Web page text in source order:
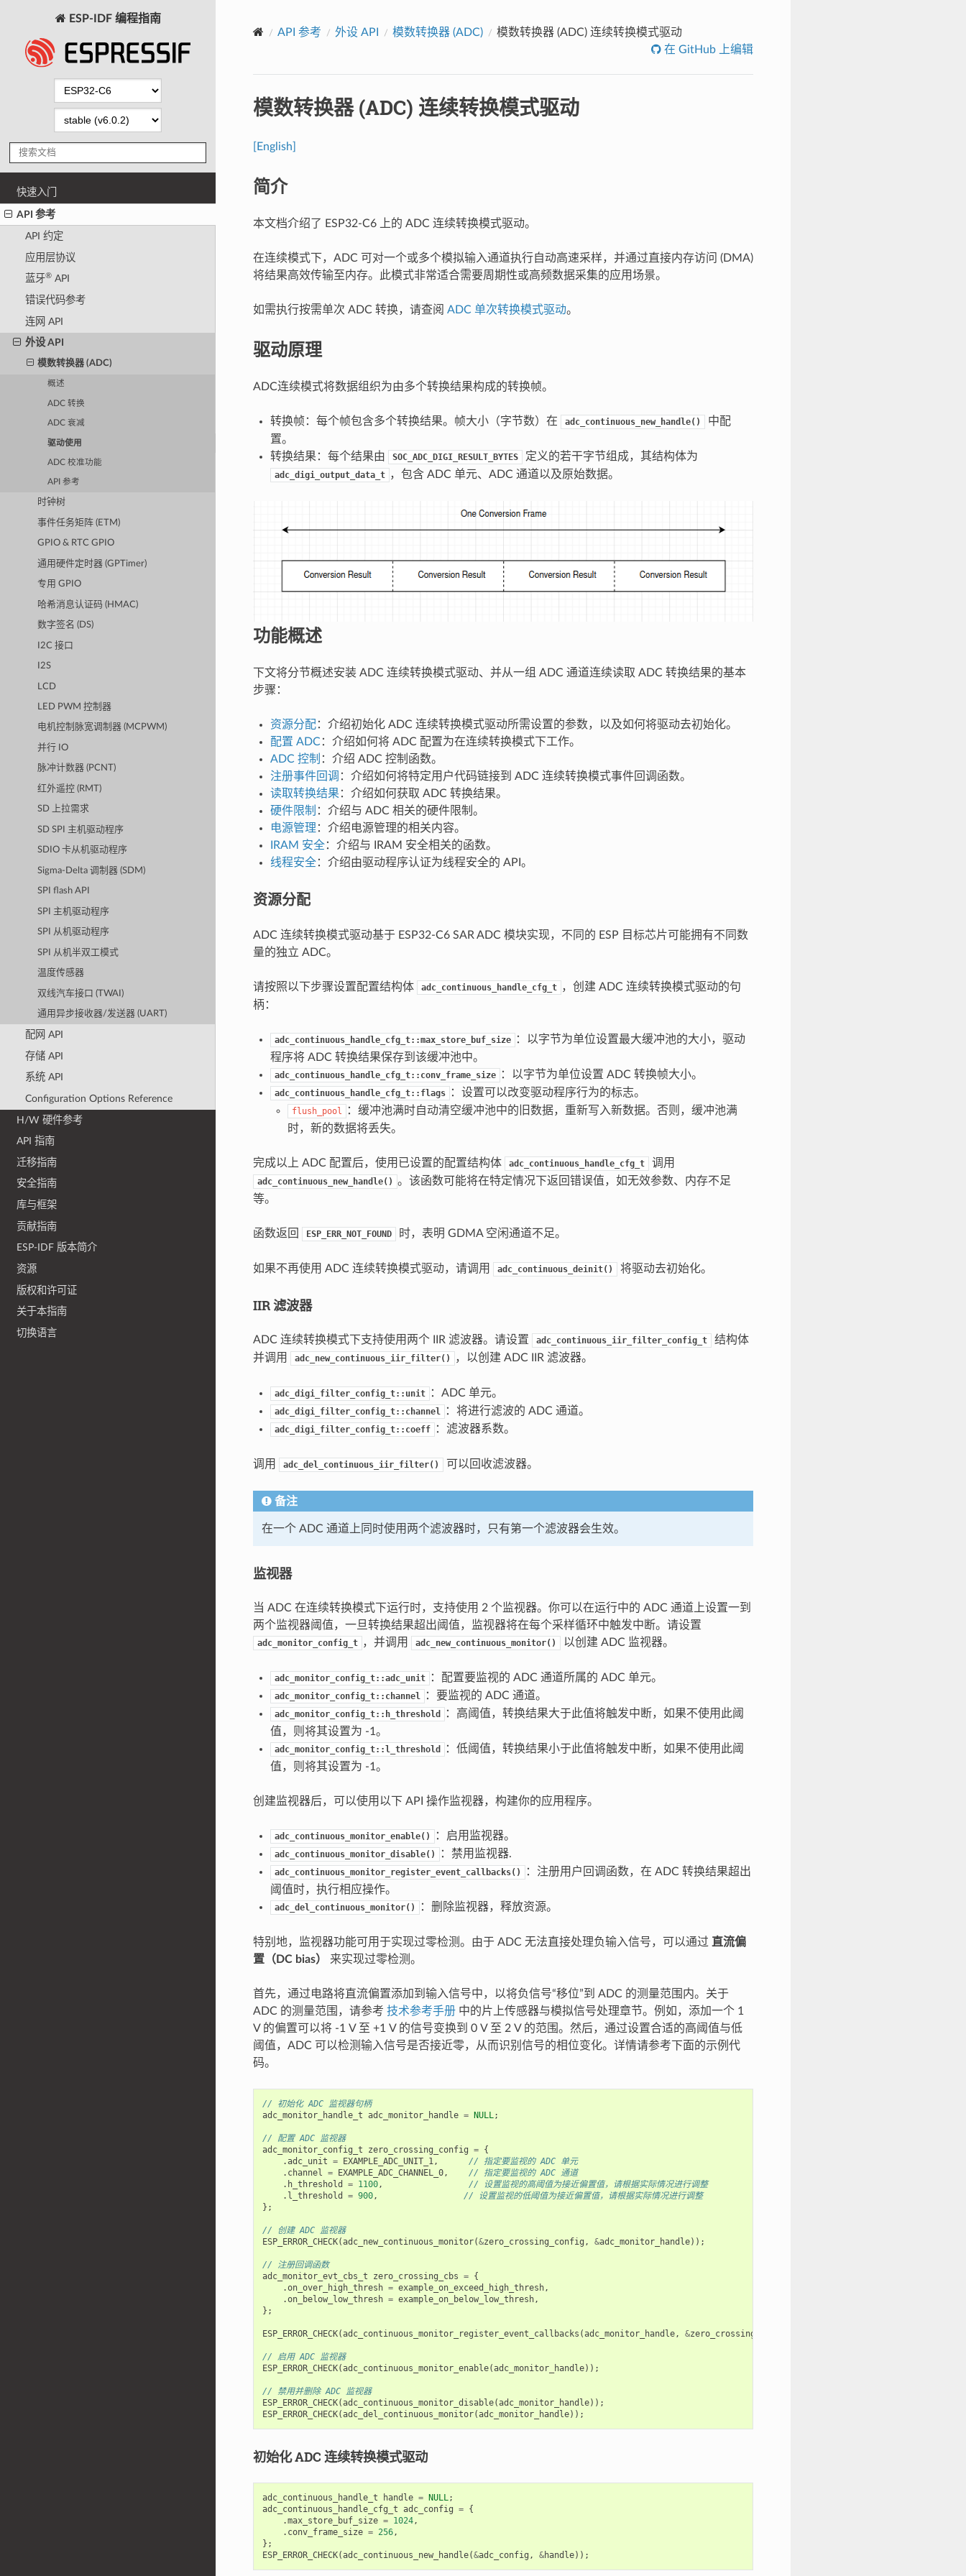
ESP-IDF 编程指南
快速入门
API 参考
API 约定
应用层协议
蓝牙®API
错误代码参考
连网 API
外设 API
模数转换器 (ADC)
概述
ADC 转换
ADC 衰减
驱动使用
ADC 校准功能
API 参考
时钟树
事件任务矩阵 (ETM)
GPIO & RTC GPIO
通用硬件定时器 (GPTimer)
专用 GPIO
哈希消息认证码 (HMAC)
数字签名 (DS)
I2C 接口
I2S
LCD
LED PWM 控制器
电机控制脉宽调制器 (MCPWM)
并行 IO
脉冲计数器 (PCNT)
红外遥控 (RMT)
SD 上拉需求
SD SPI 主机驱动程序
SDIO 卡从机驱动程序
Sigma-Delta 调制器 (SDM)
SPI flash API
SPI 主机驱动程序
SPI 从机驱动程序
SPI 从机半双工模式
温度传感器
双线汽车接口 (TWAI)
通用异步接收器/发送器 (UART)
配网 API
存储 API
系统 API
Configuration Options Reference
H/W 硬件参考
API 指南
迁移指南
安全指南
库与框架
贡献指南
ESP-IDF 版本简介
资源
版权和许可证
关于本指南
切换语言
API 参考 外设 API 模数转换器 (ADC)
模数转换器 (ADC) 连续转换模式驱动
在 GitHub 上编辑
模数转换器 (ADC) 连续转换模式驱动
[English]
简介
本文档介绍了 ESP32-C6 上的 ADC 连续转换模式驱动。
在连续模式下，ADC 可对一个或多个模拟输入通道执行自动高速采样，并通过直接内存访问 (DMA)
将结果高效传输至内存。此模式非常适合需要周期性或高频数据采集的应用场景。
如需执行按需单次 ADC 转换，请查阅 ADC 单次转换模式驱动。
驱动原理
ADC连续模式将数据组织为由多个转换结果构成的转换帧。
转换帧：每个帧包含多个转换结果。帧大小（字节数）在 adc_continuous_new_handle()
中配
置。
转换结果：每个结果由
SOC_ADC_DIGI_RESULT_BYTES 定义的若干字节组成，其结构体为
adc_digi_output_data_t ，包含 ADC 单元、ADC 通道以及原始数据。
功能概述
下文将分节概述安装 ADC 连续转换模式驱动、并从一组 ADC 通道连续读取 ADC 转换结果的基本
步骤：
资源分配：介绍初始化 ADC 连续转换模式驱动所需设置的参数，以及如何将驱动去初始化。
配置 ADC：介绍如何将 ADC 配置为在连续转换模式下工作。
ADC 控制 ：介绍 ADC 控制函数。
注册事件回调 ：介绍如何将特定用户代码链接到 ADC 连续转换模式事件回调函数。
读取转换结果 ：介绍如何获取 ADC 转换结果。
硬件限制 ：介绍与 ADC 相关的硬件限制。
电源管理 ：介绍电源管理的相关内容。
IRAM 安全：介绍与 IRAM 安全相关的函数。
线程安全：介绍由驱动程序认证为线程安全的 API。
资源分配
ADC 连续转换模式驱动基于 ESP32-C6 SAR ADC 模块实现，不同的 ESP 目标芯片可能拥有不同数
量的独立 ADC。
请按照以下步骤设置配置结构体 adc_continuous_handle_cfg_t ，创建 ADC 连续转换模式驱动的句
柄：
adc_continuous_handle_cfg_t::max_store_buf_size
：以字节为单位设置最大缓冲池的大小，驱动
程序将 ADC 转换结果保存到该缓冲池中。
adc_continuous_handle_cfg_t::conv_frame_size ：以字节为单位设置 ADC 转换帧大小。
adc_continuous_handle_cfg_t::flags ：设置可以改变驱动程序行为的标志。
flush_pool
：缓冲池满时自动清空缓冲池中的旧数据，重新写入新数据。否则，缓冲池满
时，新的数据将丢失。
完成以上 ADC 配置后，使用已设置的配置结构体 adc_continuous_handle_cfg_t 调用
adc_continuous_new_handle() 。该函数可能将在特定情况下返回错误值，如无效参数、内存不足
等。
函数返回 ESP_ERR_NOT_FOUND 时，表明 GDMA 空闲通道不足。
如果不再使用 ADC 连续转换模式驱动，请调用 adc_continuous_deinit() 将驱动去初始化。
IIR 滤波器
ADC 连续转换模式下支持使用两个 IIR 滤波器。请设置 adc_continuous_iir_filter_config_t
结构体
并调用
adc_new_continuous_iir_filter() ，以创建 ADC IIR 滤波器。
adc_digi_filter_config_t::unit ：ADC 单元。
adc_digi_filter_config_t::channel ：将进行滤波的 ADC 通道。
adc_digi_filter_config_t::coeff ：滤波器系数。
调用 adc_del_continuous_iir_filter() 可以回收滤波器。
备注
在一个 ADC 通道上同时使用两个滤波器时，只有第一个滤波器会生效。
监视器
当 ADC 在连续转换模式下运行时，支持使用 2 个监视器。你可以在运行中的 ADC 通道上设置一到
两个监视器阈值，一旦转换结果超出阈值，监视器将在每个采样循环中触发中断。请设置
adc_monitor_config_t ，并调用 adc_new_continuous_monitor() 以创建 ADC 监视器。
adc_monitor_config_t::adc_unit ：配置要监视的 ADC 通道所属的 ADC 单元。
adc_monitor_config_t::channel ：要监视的 ADC 通道。
adc_monitor_config_t::h_threshold
：高阈值，转换结果大于此值将触发中断，如果不使用此阈
值，则将其设置为 -1。
adc_monitor_config_t::l_threshold
：低阈值，转换结果小于此值将触发中断，如果不使用此阈
值，则将其设置为 -1。
创建监视器后，可以使用以下 API 操作监视器，构建你的应用程序。
adc_continuous_monitor_enable() ：启用监视器。
adc_continuous_monitor_disable() ：禁用监视器.
adc_continuous_monitor_register_event_callbacks()
：注册用户回调函数，在 ADC 转换结果超出
阈值时，执行相应操作。
adc_del_continuous_monitor() ：删除监视器，释放资源。
特别地，监视器功能可用于实现过零检测。由于 ADC 无法直接处理负输入信号，可以通过 直流偏
置（DC bias）
来实现过零检测。
首先，通过电路将直流偏置添加到输入信号中，以将负信号“移位”到 ADC 的测量范围内。关于
ADC 的测量范围，请参考 技术参考手册中的片上传感器与模拟信号处理章节。例如，添加一个 1
V 的偏置可以将 -1 V 至 +1 V 的信号变换到 0 V 至 2 V 的范围。然后，通过设置合适的高阈值与低
阈值，ADC 可以检测输入信号是否接近零，从而识别信号的相位变化。详情请参考下面的示例代
码。
// 初始化 ADC 监视器句柄
adc_monitor_handle_t adc_monitor_handle = NULL;
// 配置 ADC 监视器
adc_monitor_config_t
zero_crossing_config = {
.adc_unit = EXAMPLE_ADC_UNIT_1,
// 指定要监视的 ADC 单元
. channel = EXAMPLE_ADC_CHANNEL_0,
// 指定要监视的 ADC 通道
. h_threshold = 1100,
// 设置监视的高阈值为接近偏置值，请根据实际情况进行调整
. l_threshold = 900,
// 设置监视的低阈值为接近偏置值，请根据实际情况进行调整
};
// 创建 ADC 监视器
ESP_ERROR_CHECK(adc_new_continuous_monitor(&zero_crossing_config , &adc_monitor_handle));
// 注册回调函数
adc_monitor_evt_cbs_t
zero_crossing_cbs = {
.on_over_high_thresh = example_on_exceed_high_thresh,
.on_below_low_thresh = example_on_below_low_thresh,
};
ESP_ERROR_CHECK(adc_continuous_monitor_register_event_callbacks (adc_monitor_handle, &zero_crossing_cbs
// 启用 ADC 监视器
ESP_ERROR_CHECK(adc_continuous_monitor_enable(adc_monitor_handle));
// 禁用并删除 ADC 监视器
ESP_ERROR_CHECK(adc_continuous_monitor_disable(adc_monitor_handle));
ESP_ERROR_CHECK(adc_del_continuous_monitor(adc_monitor_handle));
初始化 ADC 连续转换模式驱动
adc_continuous_handle_t handle = NULL;
adc_continuous_handle_cfg_t adc_config = {
.max_store_buf_size = 1024,
. conv_frame_size = 256,
};
ESP_ERROR_CHECK(adc_continuous_new_handle(&adc_config , &handle));